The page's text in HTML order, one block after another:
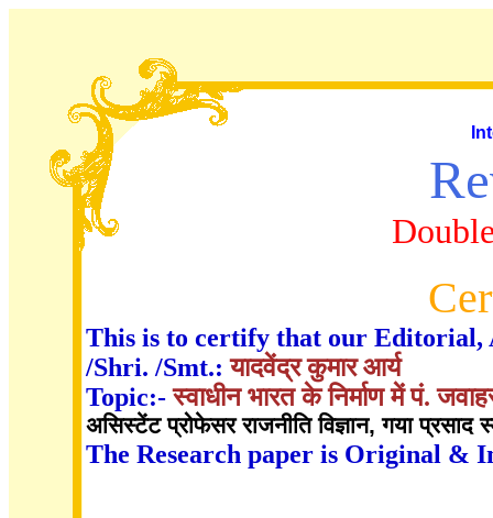
This is to certify that our Editorial,
/Shri. /Smt.:यादवेंद्र कुमार आर्य
Topic:-स्वाधीन भारत के निर्माण में पं.
असिस्टेंट प्रोफेसर राजनीति विज्ञान, गया प्रसाद
The Research paper is Original &